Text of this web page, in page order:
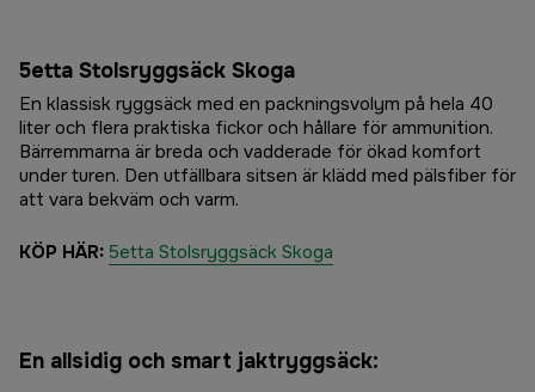
5etta Stolsryggsäck Skoga
En klassisk ryggsäck med en packningsvolym på hela 40
liter och flera praktiska fickor och hållare för ammunition.
Bärremmarna är breda och vadderade för ökad komfort
under turen. Den utfällbara sitsen är klädd med pälsfiber för
att vara bekväm och varm.
KÖP HÄR: 5etta Stolsryggsäck Skoga
En allsidig och smart jaktryggsäck: